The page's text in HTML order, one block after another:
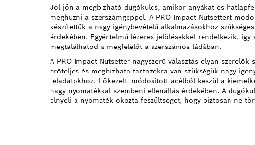
Jól jön a megbízható dugókulcs, amikor anyákat és
meghúzni a szerszámgéppel. A PRO Impact Nutsettert
készítettük a nagy igénybevételű alkalmazásokhoz
érdekében. Egyértelmű lézeres jelölésekkel rendelkezik, így
megtalálhatod a megfelelőt a szerszámos ládában.
A PRO Impact Nutsetter nagyszerű választás olyan szerelők
erőteljes és megbízható tartozékra van szükségük nagy
feladatokhoz. Hőkezelt, módosított acélból készül a
nagy nyomatékkal szembeni ellenállás érdekében. A
elnyeli a nyomaték okozta feszültséget, hogy biztosan ne